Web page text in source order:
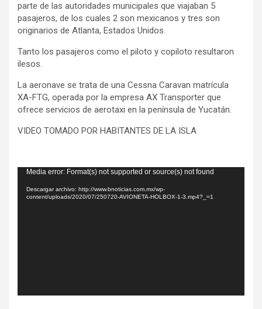
parte de las autoridades municipales que viajaban 5
pasajeros, de los cuales 2 son mexicanos y tres son
originarios de Atlanta, Estados Unidos.
Tanto los pasajeros como el piloto y copiloto resultaron
ilesos.
La aeronave se trata de una Cessna Caravan matrícula
XA-FTG, operada por la empresa AX Transporter que
ofrece servicios de aerotaxi en la península de Yucatán.
VIDEO TOMADO POR HABITANTES DE LA ISLA
Reproductor
vídeo
Media error: Format(s) not supported or source(s) not found
Descargar archivo: http://www.bnoticias.com.mx/wp-
content/uploads/2020/07/250720-AVIONETA-HOLBOX-1-3.mp4?_=1